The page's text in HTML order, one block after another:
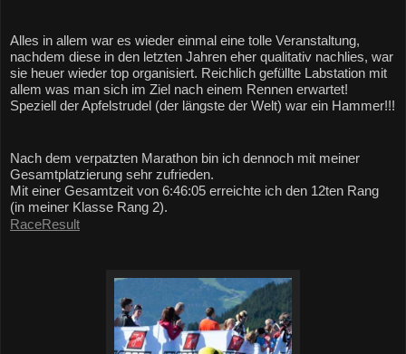
Alles in allem war es wieder einmal eine tolle Veranstaltung,
nachdem diese in den letzten Jahren eher qualitativ nachlies, war
sie heuer wieder top organisiert. Reichlich gefüllte Labstation mit
allem was man sich im Ziel nach einem Rennen erwartet!
Speziell der Apfelstrudel (der längste der Welt) war ein Hammer!!!
Nach dem verpatzten Marathon bin ich dennoch mit meiner
Gesamtplatzierung sehr zufrieden.
Mit einer Gesamtzeit von 6:46:05 erreichte ich den 12ten Rang
(in meiner Klasse Rang 2).
RaceResult